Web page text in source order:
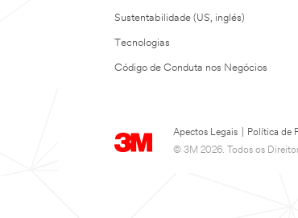
Sustentabilidade (US, inglés)
Tecnologias
Código de Conduta nos Negócios
Apectos Legais Política de
© 3M 2026. Todos os